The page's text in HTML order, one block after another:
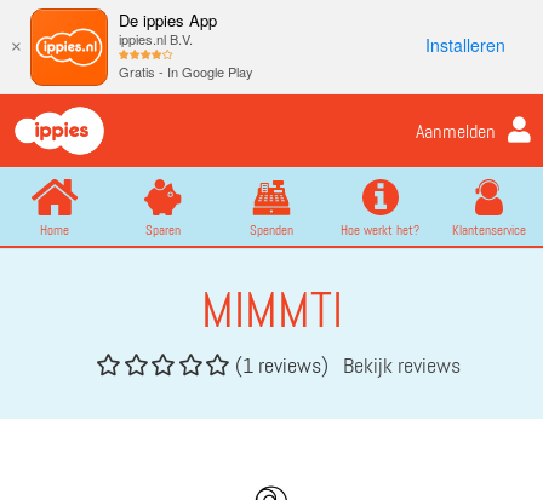
×
De ippies App
ippies.nl B.V.
Gratis - In Google Play
Installeren
Aanmelden
Home Sparen Spenden Hoe werkt het? Klantenservice
MIMMTI
(1 reviews) Bekijk reviews